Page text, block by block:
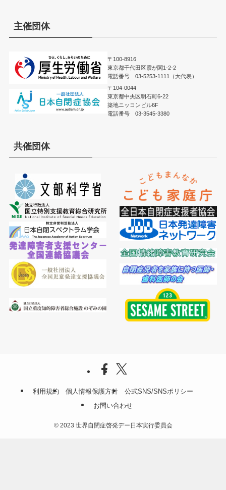
主催団体
〒100-8916
東京都千代田区霞が関1-2-2
電話番号 03-5253-1111（大代表）
〒104-0044
東京都中央区明石町6-22
築地ニッコンビル6F
電話番号 03-3545-3380
共催団体
利用規約 個人情報保護方針
公式SNS/SNSポリシー
お問い合わせ
©2023 世界自閉症啓発デー日本実行委員会